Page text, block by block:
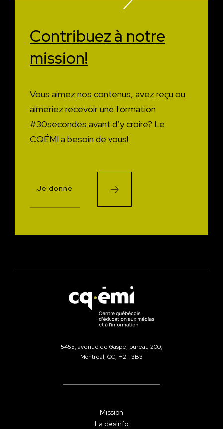
Contribuez à notre
mission!
Vous aimez nos contenus, avez reçu ou
aimeriez recevoir une formation
#30secondes avant d’y croire? Le
CQÉMI a besoin de vous!
Je donne
5455, avenue de Gaspé, bureau 200,
Montréal, QC, H2T 3B3
Mission
La désinfo